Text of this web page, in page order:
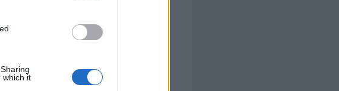
which it
στα χέρια σας